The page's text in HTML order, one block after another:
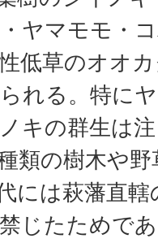
ヤマモモ・
低草のオオ
れる。特に
キの群生は
類の樹木や
には萩藩直
じたためで